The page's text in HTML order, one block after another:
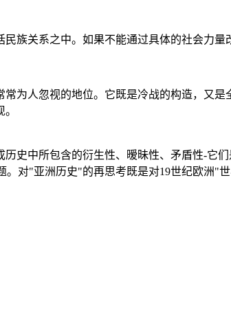
族关系之中。如果不能通过具体的社会力
为人忽视的地位。它既是冷战的构造，又
史中所包含的衍生性、暧昧性、矛盾性-它
对"亚洲历史"的再思考既是对19世纪欧洲"